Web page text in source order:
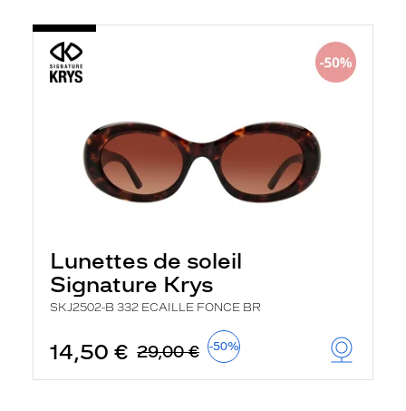
Lunettes de soleil
Signature Krys
SKJ2502-B 332 ECAILLE FONCE BR
14,50 € 29,00 € -50%